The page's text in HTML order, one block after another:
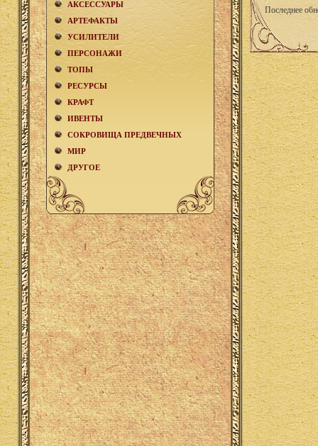
АКCЕСCУАРЫ
АРТЕФАКТЫ
УСИЛИТЕЛИ
ПЕРСОНАЖИ
ТОПЫ
РЕСУРСЫ
КРАФТ
ИВЕНТЫ
СОКРОВИЩА ПРЕДВЕЧНЫХ
МИР
ДРУГОЕ
Последнее